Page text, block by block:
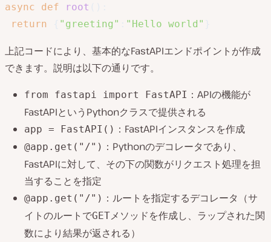
async
def root
return
"greeting" "Hello world"
上記コードにより、基本的なFastAPIエンドポイントが作成
できます。説明は以下の通りです。
from fastapi import FastAPI ：APIの機能が
FastAPIというPythonクラスで提供される
app = FastAPI() ：FastAPIインスタンスを作成
@app.get("/") ：Pythonのデコレータであり、
FastAPIに対して、その下の関数がリクエスト処理を担
当することを指定
@app.get("/") ：ルートを指定するデコレータ（サ
イトのルートでGETメソッドを作成し、ラップされた関
数により結果が返される）